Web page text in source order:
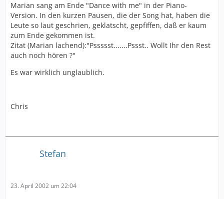
Marian sang am Ende "Dance with me" in der Piano-
Version. In den kurzen Pausen, die der Song hat, haben die
Leute so laut geschrien, geklatscht, gepfiffen, daß er kaum
zum Ende gekommen ist.
Zitat (Marian lachend):"Pssssst.......Pssst.. Wollt Ihr den Rest
auch noch hören ?"
Es war wirklich unglaublich.
Chris
Stefan
23. April 2002 um 22:04